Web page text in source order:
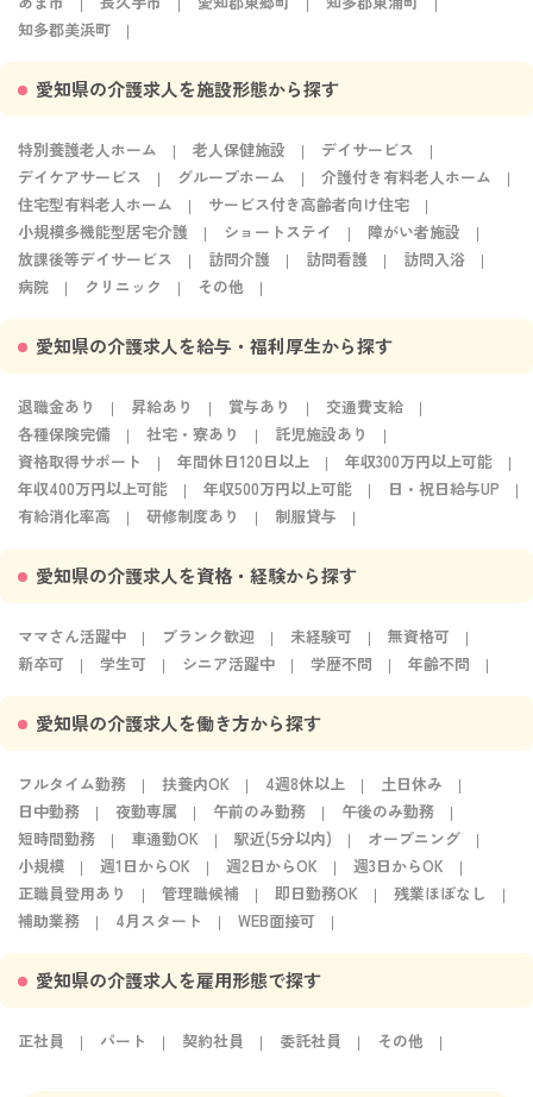
知多郡美浜町
愛知県の介護求人を施設形態から探す
特別養護老人ホーム 老人保健施設
デイサービス
デイケアサービス
グループホーム
介護付き有料老人ホーム
住宅型有料老人ホーム
サービス付き高齢者向け住宅
小規模多機能型居宅介護
ショートステイ
障がい者施設
放課後等デイサービス
訪問介護 訪問看護
訪問入浴
病院
クリニック その他
愛知県の介護求人を給与・福利厚生から探す
退職金あり 昇給あり 賞与あり
交通費支給
各種保険完備
社宅・寮あり
託児施設あり
資格取得サポート
年間休日120日以上
年収300万円以上可能
年収400万円以上可能
年収500万円以上可能
日・祝日給与UP
有給消化率高
研修制度あり 制服貸与
愛知県の介護求人を資格・経験から探す
ママさん活躍中 ブランク歓迎 未経験可
無資格可
新卒可
学生可 シニア活躍中 学歴不問 年齢不問
愛知県の介護求人を働き方から探す
フルタイム勤務 扶養内OK 4週8休以上
土日休み
日中勤務
夜勤専属 午前のみ勤務
午後のみ勤務
短時間勤務
車通勤OK 駅近(5分以内)
オープニング
小規模
週1日からOK 週2日からOK
週3日からOK
正職員登用あり
管理職候補 即日勤務OK
残業ほぼなし
補助業務
4月スタート WEB面接可
愛知県の介護求人を雇用形態で探す
正社員 パート 契約社員 委託社員 その他